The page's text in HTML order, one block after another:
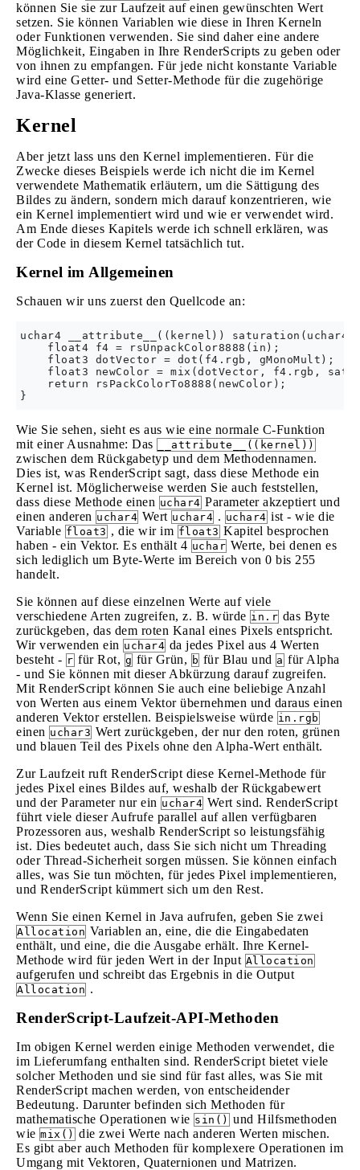
können Sie sie zur Laufzeit auf einen gewünschten Wert
setzen. Sie können Variablen wie diese in Ihren Kerneln
oder Funktionen verwenden. Sie sind daher eine andere
Möglichkeit, Eingaben in Ihre RenderScripts zu geben oder
von ihnen zu empfangen. Für jede nicht konstante Variable
wird eine Getter- und Setter-Methode für die zugehörige
Java-Klasse generiert.
Kernel
Aber jetzt lass uns den Kernel implementieren. Für die
Zwecke dieses Beispiels werde ich nicht die im Kernel
verwendete Mathematik erläutern, um die Sättigung des
Bildes zu ändern, sondern mich darauf konzentrieren, wie
ein Kernel implementiert wird und wie er verwendet wird.
Am Ende dieses Kapitels werde ich schnell erklären, was
der Code in diesem Kernel tatsächlich tut.
Kernel im Allgemeinen
Schauen wir uns zuerst den Quellcode an:
uchar4 __attribute__((kernel)) saturation(uchar4
    float4 f4 = rsUnpackColor8888(in);
    float3 dotVector = dot(f4.rgb, gMonoMult);
float3 newColor = mix(dotVector, f4.rgb,
    return rsPackColorTo8888(newColor);
Wie Sie sehen, sieht es aus wie eine normale C-Funktion
mit einer Ausnahme: Das
__attribute__((kernel))
zwischen dem Rückgabetyp und dem Methodennamen.
Dies ist, was RenderScript sagt, dass diese Methode ein
Kernel ist. Möglicherweise werden Sie auch feststellen,
dass diese Methode einen uchar4 Parameter akzeptiert und
einen anderen uchar4 Wert uchar4 . uchar4 ist - wie die
Variable float3 , die wir im float3 Kapitel besprochen
haben - ein Vektor. Es enthält 4 uchar Werte, bei denen es
sich lediglich um Byte-Werte im Bereich von 0 bis 255
handelt.
Sie können auf diese einzelnen Werte auf viele
verschiedene Arten zugreifen, z. B. würde in.r das Byte
zurückgeben, das dem roten Kanal eines Pixels entspricht.
Wir verwenden ein uchar4 da jedes Pixel aus 4 Werten
besteht - r für Rot, g für Grün, b für Blau und a für Alpha
- und Sie können mit dieser Abkürzung darauf zugreifen.
Mit RenderScript können Sie auch eine beliebige Anzahl
von Werten aus einem Vektor übernehmen und daraus einen
anderen Vektor erstellen. Beispielsweise würde in.rgb
einen uchar3 Wert zurückgeben, der nur den roten, grünen
und blauen Teil des Pixels ohne den Alpha-Wert enthält.
Zur Laufzeit ruft RenderScript diese Kernel-Methode für
jedes Pixel eines Bildes auf, weshalb der Rückgabewert
und der Parameter nur ein uchar4 Wert sind. RenderScript
führt viele dieser Aufrufe parallel auf allen verfügbaren
Prozessoren aus, weshalb RenderScript so leistungsfähig
ist. Dies bedeutet auch, dass Sie sich nicht um Threading
oder Thread-Sicherheit sorgen müssen. Sie können einfach
alles, was Sie tun möchten, für jedes Pixel implementieren,
und RenderScript kümmert sich um den Rest.
Wenn Sie einen Kernel in Java aufrufen, geben Sie zwei
Allocation Variablen an, eine, die die Eingabedaten
enthält, und eine, die die Ausgabe erhält. Ihre Kernel-
Methode wird für jeden Wert in der Input Allocation
aufgerufen und schreibt das Ergebnis in die Output
Allocation .
RenderScript-Laufzeit-API-Methoden
Im obigen Kernel werden einige Methoden verwendet, die
im Lieferumfang enthalten sind. RenderScript bietet viele
solcher Methoden und sie sind für fast alles, was Sie mit
RenderScript machen werden, von entscheidender
Bedeutung. Darunter befinden sich Methoden für
mathematische Operationen wie sin() und Hilfsmethoden
wie mix() die zwei Werte nach anderen Werten mischen.
Es gibt aber auch Methoden für komplexere Operationen im
Umgang mit Vektoren, Quaternionen und Matrizen.